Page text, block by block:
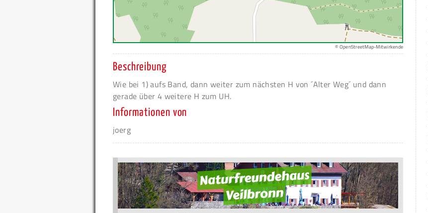
© OpenStreetMap-Mitwirkende
Beschreibung
Wie bei 1) aufs Band, dann weiter zum nächsten H von ´Alter Weg´ und dann
gerade über 4 weitere H zum UH.
Informationen von
joerg